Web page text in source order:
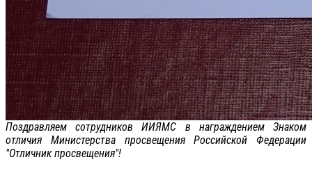
Поздравляем сотрудников ИИЯМС в награждением Знаком
отличия Министерства просвещения Российской Федерации
"Отличник просвещения"!